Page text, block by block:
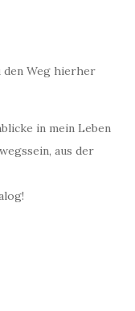
den Weg hierher
in mein Leben
aus der